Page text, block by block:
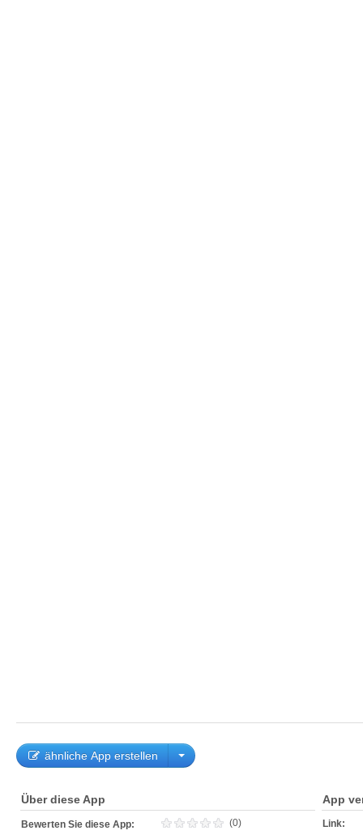
ähnliche App erstellen
Über diese App
Bewerten Sie diese App: (0)
App
Link: